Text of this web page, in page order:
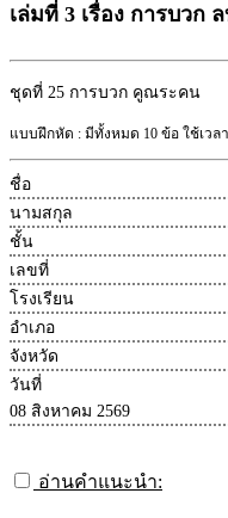
เล่มที่ 3 เรื่อง การบวก
ชุดที่ 25 การบวก คูณระคน
แบบฝึกหัด : มีทั้งหมด 10 ข้อ ใช้เวล
ชื่อ
นามสกุล
ชั้น
เลขที่
โรงเรียน
อำเภอ
จังหวัด
วันที่
08 สิงหาคม 2569
อ่านคำแนะนำ: